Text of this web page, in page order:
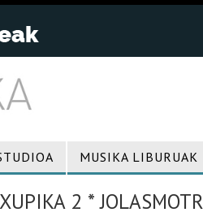
MUSIKA LIBURUAK
2 *